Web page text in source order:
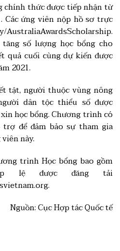
chính thức được tiếp nhận từ
Các ứng viên nộp hồ sơ trực
số lượng học bổng cho
quả cuối cùng dự kiến được
2021.
tật, người thuộc vùng nông
dân tộc thiểu số được
học bổng. Chương trình có
để đảm bảo sự tham gia
này.
trình Học bổng bao gồm
lệ được đăng tải
Nguồn: Cục Hợp tác Quốc tế